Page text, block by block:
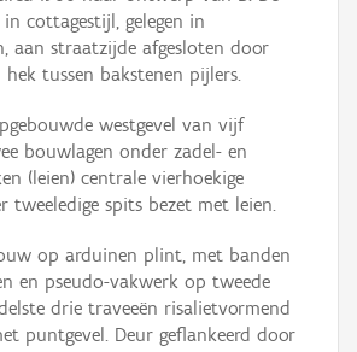
in cottagestijl, gelegen in
aan straatzijde afgesloten door
hek tussen bakstenen pijlers.
westgevel van vijf
bouwlagen onder zadel- en
(leien) centrale vierhoekige
tweeledige spits bezet met leien.
op arduinen plint, met banden
en pseudo-vakwerk op tweede
drie traveeën risalietvormend
puntgevel. Deur geflankeerd door